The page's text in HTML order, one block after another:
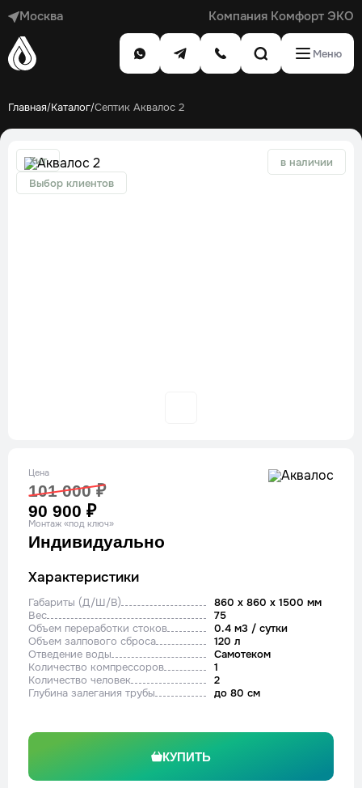
Москва Компания Комфорт ЭКО
Меню
Главная/Каталог/Септик Аквалос 2
Хит
Выбор клиентов
в наличии
Цена
101 000 ₽
90 900 ₽
Монтаж «под ключ»
Индивидуально
Характеристики
Габариты (Д/Ш/В)
860 x 860 x 1500 мм
Вес
75
Объем переработки стоков
0.4 м3 / сутки
Объем залпового сброса
120 л
Отведение воды
Cамотеком
Количество компрессоров
1
Количество человек
2
Глубина залегания трубы
до 80 см
КУПИТЬ